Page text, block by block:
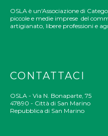
OSLA è un'Associazione di
piccole e medie imprese del
artigianato, libere professioni e
CONTATTACI
OSLA - Via N. Bonaparte, 75
47890 - Città di San Marino
Repubblica di San Marino